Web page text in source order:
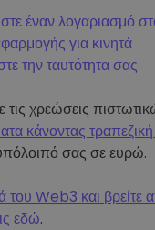
έναν λογαριασμό
για κινητά
την ταυτότητα σας
τις χρεώσεις
κάνοντας
σας σε ευρώ.
του Web3 και βρείτε
εδώ.